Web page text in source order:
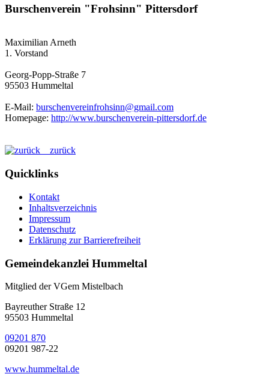
Burschenverein "Frohsinn" Pittersdorf
Maximilian Arneth
1. Vorstand
Georg-Popp-Straße 7
95503 Hummeltal
E-Mail: burschenvereinfrohsinn@gmail.com
Homepage: http://www.burschenverein-pittersdorf.de
zurück
Quicklinks
Kontakt
Inhaltsverzeichnis
Impressum
Datenschutz
Erklärung zur Barrierefreiheit
Gemeindekanzlei Hummeltal
Mitglied der VGem Mistelbach
Bayreuther Straße 12
95503 Hummeltal
09201 870
09201 987-22
www.hummeltal.de